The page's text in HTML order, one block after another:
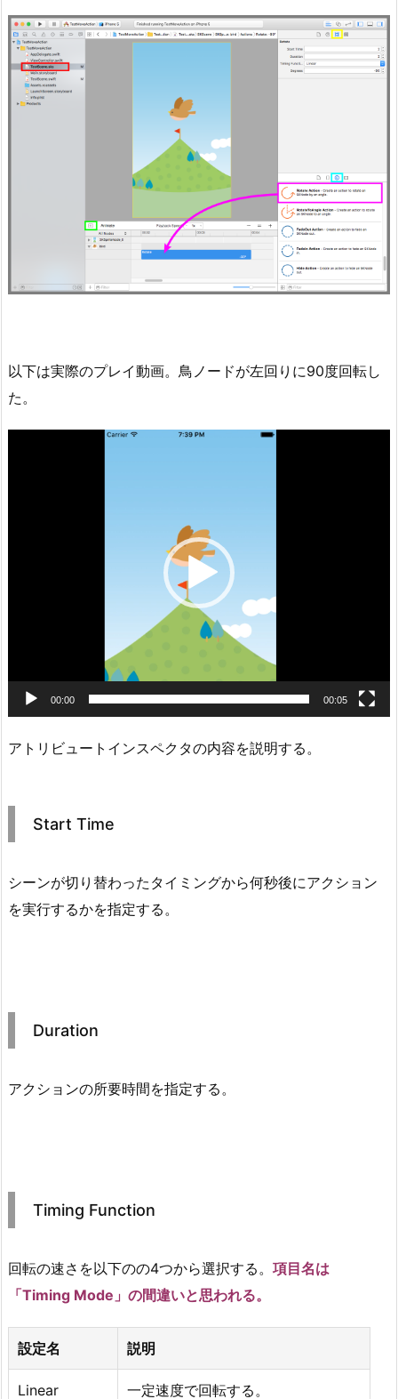
以下は実際のプレイ動画。鳥ノードが左回りに90度回転し
た。
00:00 00:05
アトリビュートインスペクタの内容を説明する。
Start Time
シーンが切り替わったタイミングから何秒後にアクション
を実行するかを指定する。
Duration
アクションの所要時間を指定する。
Timing Function
回転の速さを以下のの4つから選択する。 項目名は
「Timing Mode」の間違いと思われる。
設定名 説明
Linear 一定速度で回転する。